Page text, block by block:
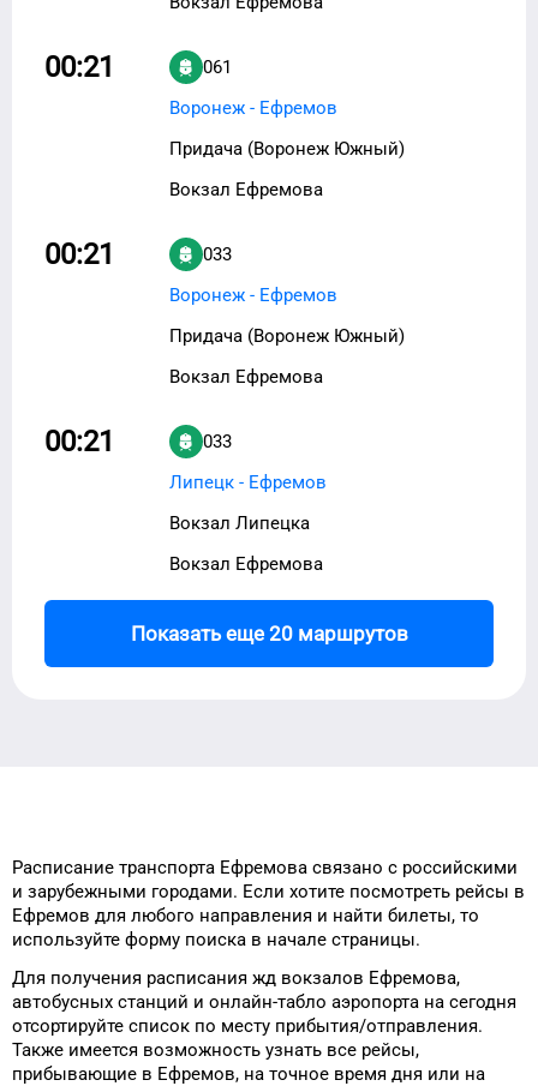
00:21
061
Воронеж - Ефремов
Придача (Воронеж Южный)
Вокзал Ефремова
00:21
033
Воронеж - Ефремов
Придача (Воронеж Южный)
Вокзал Ефремова
00:21
033
Липецк - Ефремов
Вокзал Липецка
Вокзал Ефремова
Показать еще 20 маршрутов
Расписание транспорта Ефремова связано с российскими
и зарубежными городами. Если хотите посмотреть рейсы в
Ефремов для любого направления и найти билеты, то
используйте форму поиска в начале страницы.
Для получения расписания жд вокзалов Ефремова,
автобусных станций и онлайн-табло аэропорта на сегодня
отсортируйте список по месту прибытия/отправления.
Также имеется возможность узнать все рейсы,
прибывающие в Ефремов, на точное время дня или на